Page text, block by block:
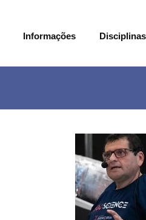
Informações Disciplinas